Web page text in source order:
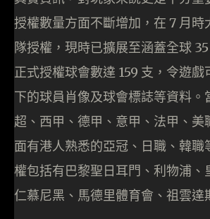
授權數量方面不斷增加，在 7 月時
隊授權，現時已擴展至涵蓋全球
正式授權球會數達 159 支，令遊戲
下的球員肖像及球會標誌等資料。
超、西甲、德甲、意甲、法甲、美
面有港人熟悉的亞冠、日職、韓職
權包括有巴黎聖日耳門、利物浦、
仁慕尼黑、馬德里體育會、祖雲達